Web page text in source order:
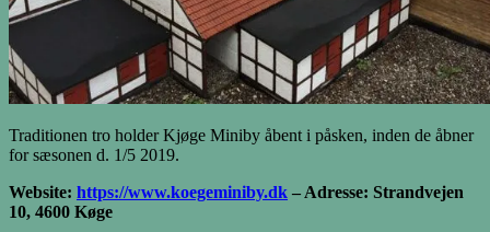
Traditionen tro holder Kjøge Miniby åbent i påsken, inden de åbner
for sæsonen d. 1/5 2019.
Website: https://www.koegeminiby.dk – Adresse: Strandvejen
10, 4600 Køge